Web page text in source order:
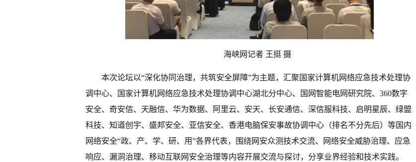
海峡网记者 王挺 摄
本次论坛以“深化协同治理，共筑安全屏障”为主题，汇聚国家计算机网络应急技术处理协
调中心、国家计算机网络应急技术处理协调中心湖北分中心、国网智能电网研究院、360数字
安全、奇安信、天融信、华为数据、阿里云、安天、长安通信、深信服科技、启明星辰、绿盟
科技、知道创宇、盛邦安全、亚信安全、香港电脑保安事故协调中心（排名不分先后）等国内
网络安全“政、产、学、研、用”各界代表，围绕网安众测技术交流、网络安全威胁治理、应急
响应、漏洞治理、移动互联网安全治理等内容开展交流与探讨，分享业界经验和技术实践。